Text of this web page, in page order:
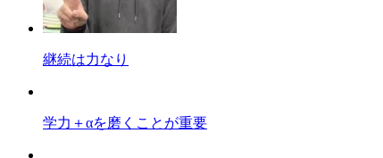
継続は力なり
学力＋αを磨くことが重要